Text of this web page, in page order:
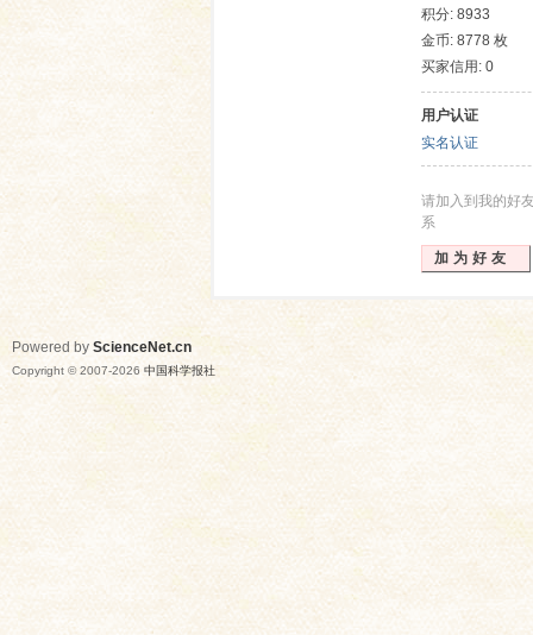
积分: 8933
金币: 8778 枚
买家信用: 0
用户认证
实名认证
请加入到我的好
系
加为好友
Powered by ScienceNet.cn
Copyright © 2007-2026 中国科学报社